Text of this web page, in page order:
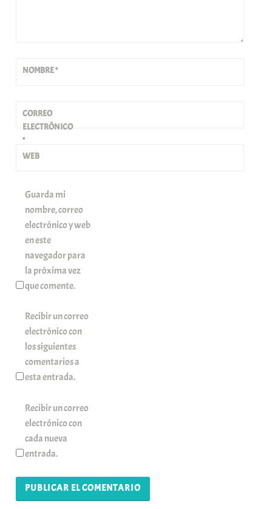
NOMBRE*
CORREO
ELECTRÓNICO
*
WEB
Guarda mi
nombre, correo
electrónico y web
en este
navegador para
la próxima vez
que comente.
Recibir un correo
electrónico con
los siguientes
comentarios a
esta entrada.
Recibir un correo
electrónico con
cada nueva
entrada.